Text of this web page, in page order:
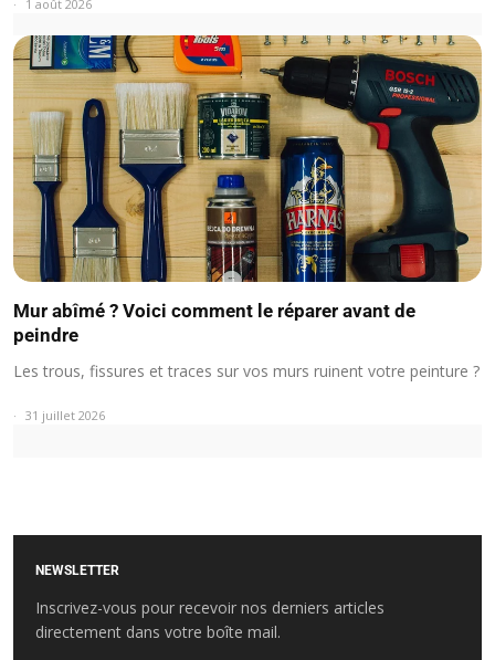
1 août 2026
Mur abîmé ? Voici comment le réparer avant de
peindre
Les trous, fissures et traces sur vos murs ruinent votre peinture ?
31 juillet 2026
NEWSLETTER
Inscrivez-vous pour recevoir nos derniers articles
directement dans votre boîte mail.